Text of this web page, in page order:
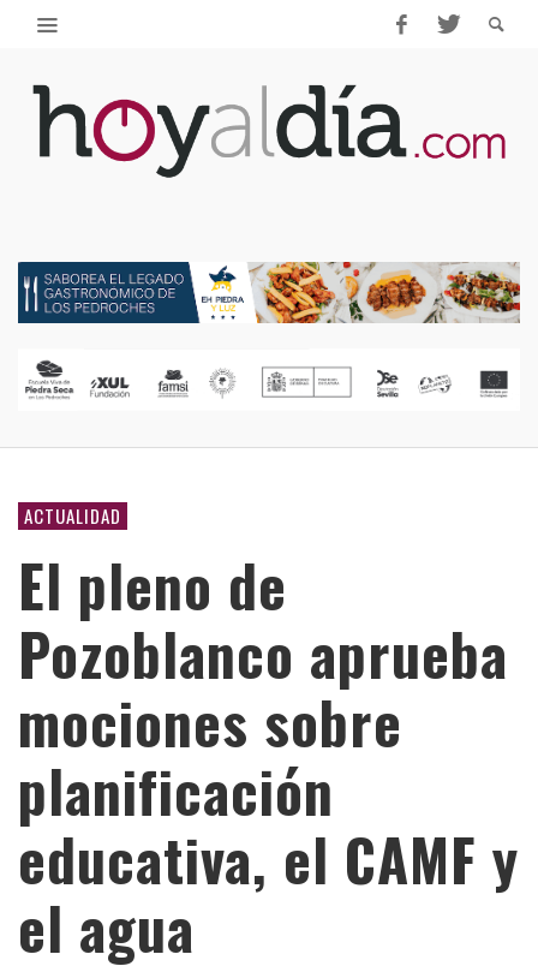
ACTUALIDAD
El pleno de
Pozoblanco aprueba
mociones sobre
planificación
educativa, el CAMF y
el agua